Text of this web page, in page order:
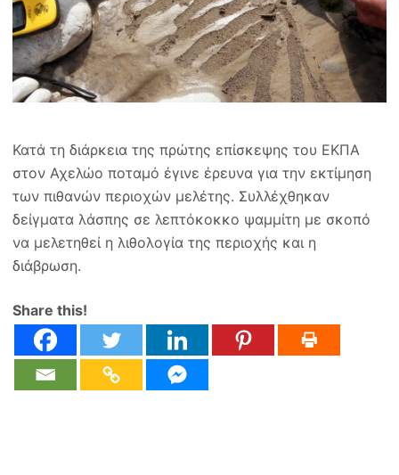
Κατά τη διάρκεια της πρώτης επίσκεψης του ΕΚΠΑ
στον Αχελώο ποταμό έγινε έρευνα για την εκτίμηση
των πιθανών περιοχών μελέτης. Συλλέχθηκαν
δείγματα λάσπης σε λεπτόκοκκο ψαμμίτη με σκοπό
να μελετηθεί η λιθολογία της περιοχής και η
διάβρωση.
Share this!